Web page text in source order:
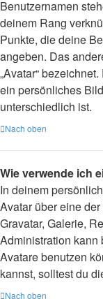
Benutzernamen
deinem Rang
Punkte, die deine
angeben. Das
„Avatar“
ein persönliches
unterschiedlich ist.
Nach oben
Wie verwende ich
In deinem
Avatar über eine
Gravatar, Galerie,
Administration kann
Avatare benutzen
kannst, solltest du
Nach oben